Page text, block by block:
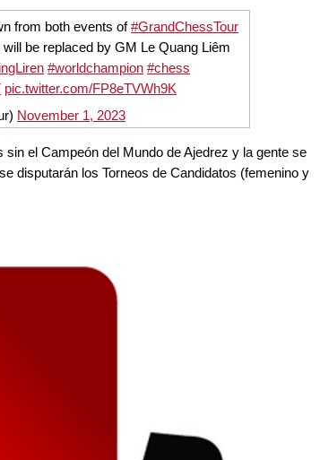
from both events of#GrandChessTour
will be replaced by GM Le Quang Liêm
#worldchampion #chess
pic.twitter.com/FP8eTVWh9K
November 1, 2023
el Campeón del Mundo de Ajedrez y la gente se
disputarán los Torneos de Candidatos (femenino y